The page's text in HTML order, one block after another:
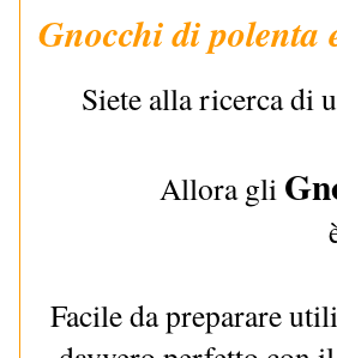
Gnocchi di polenta
Siete alla ricerca di
Allora gli
Facile da preparare